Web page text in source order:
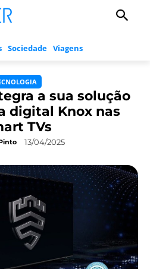
Sociedade Viagens
a sua solução
digital Knox nas
TVs
13/04/2025